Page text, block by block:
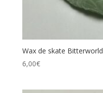
Wax de skate Bitterworld
6,00€